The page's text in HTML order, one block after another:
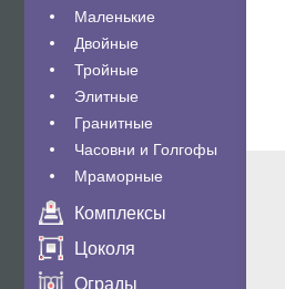
Маленькие
Двойные
Тройные
Элитные
Гранитные
Часовни и Голгофы
Мраморные
Комплексы
Цоколя
Ограды